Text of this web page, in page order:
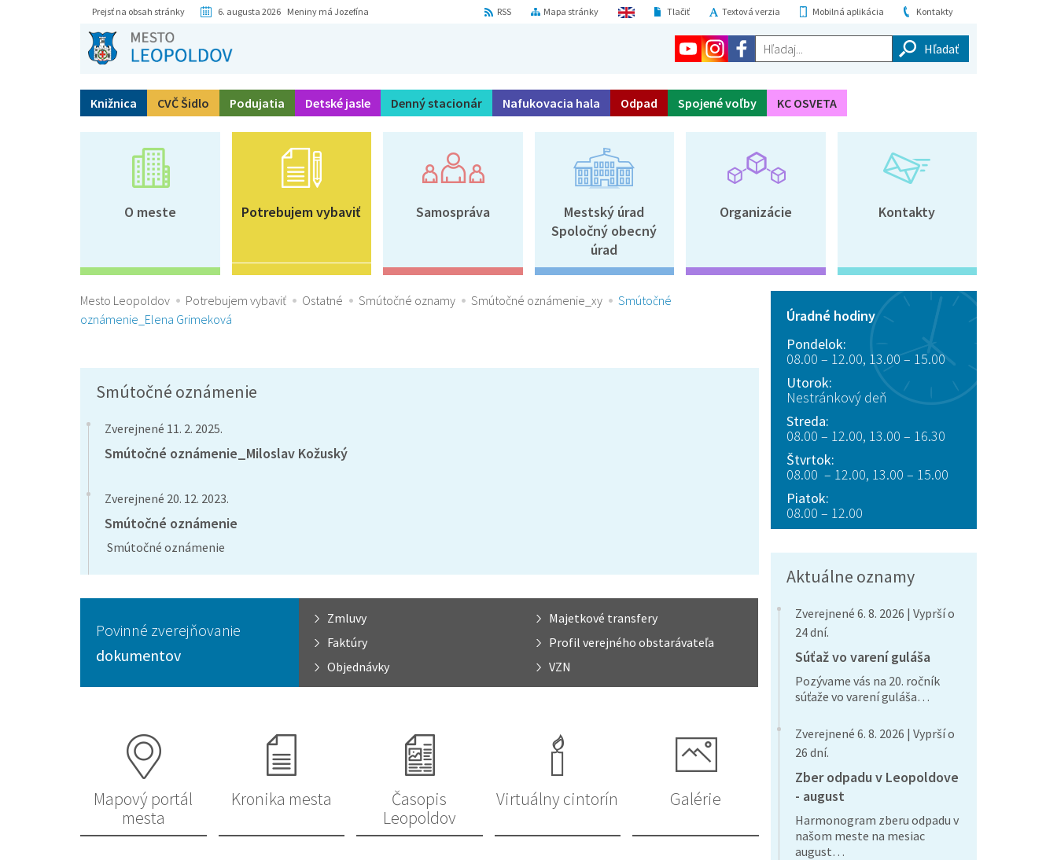
Prejsť na obsah stránky 6. augusta 2026 Meniny má Jozefína Kontakty
Mobilná aplikácia
Textová verzia
Tlačiť
Mapa stránky
RSS
Hľadaj...
Knižnica CVČ Šidlo Podujatia Detské jasle Denný stacionár Nafukovacia hala Odpad Spojené voľby KC OSVETA
O meste Potrebujem vybaviť Samospráva
Mestský úrad
Spoločný obecný
úrad
Organizácie Kontakty
Mesto Leopoldov Potrebujem vybaviť Ostatné Smútočné oznamy Smútočné oznámenie_xy
Smútočné
oznámenie_Elena Grimeková
Smútočné oznámenie
Zverejnené 11. 2. 2025.
Smútočné oznámenie_Miloslav Kožuský
Zverejnené 20. 12. 2023.
Smútočné oznámenie
Smútočné oznámenie
Povinné zverejňovanie
dokumentov
Zmluvy
Majetkové transfery
Faktúry
Profil verejného obstarávateľa
Objednávky
VZN
Mapový portál
mesta
Kronika mesta
Časopis
Leopoldov
Virtuálny cintorín Galérie
Úradné hodiny
Pondelok:
08.00 – 12.00, 13.00 – 15.00
Utorok:
Nestránkový deň
Streda:
08.00 – 12.00, 13.00 – 16.30
Štvrtok:
08.00 – 12.00, 13.00 – 15.00
Piatok:
08.00 – 12.00
Aktuálne oznamy
Zverejnené 6. 8. 2026 | Vyprší o
24 dní.
Súťaž vo varení guláša
Pozývame vás na 20. ročník
súťaže vo varení guláša…
Zverejnené 6. 8. 2026 | Vyprší o
26 dní.
Zber odpadu v Leopoldove
- august
Harmonogram zberu odpadu v
našom meste na mesiac
august…